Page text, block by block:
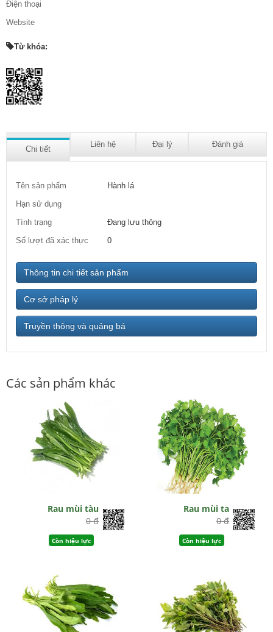
Điện thoại
Website
Từ khóa:
Chi tiết
Liên hệ Đại lý Đánh giá
Tên sản phẩm
Hành lá
Hạn sử dụng
Tình trạng
Đang lưu thông
Số lượt đã xác thực
0
Thông tin chi tiết sản phẩm
Cơ sở pháp lý
Truyền thông và quảng bá
Các sản phẩm khác
Rau mùi tàu
0 đ
Còn hiệu lực
Rau mùi ta
0 đ
Còn hiệu lực